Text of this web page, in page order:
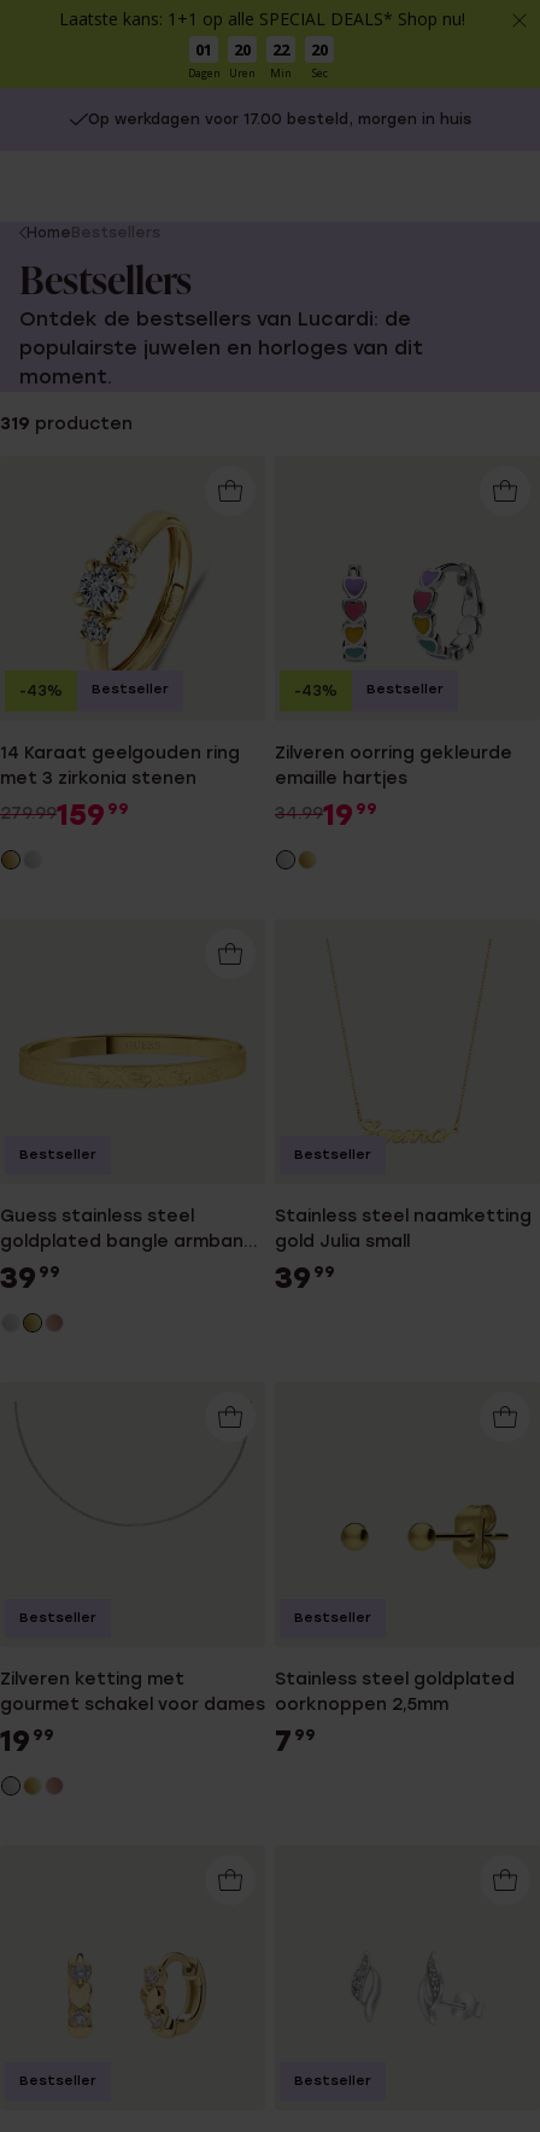
Laatste kans: 1+1 op alle SPECIAL DEALS* Shop nu!
01
Dagen
20
Uren
22
Min
19
Sec
Op werkdagen voor 17.00 besteld, morgen in huis
You
are
here:
Home Bestsellers
Bestsellers
Ontdek de bestsellers van Lucardi: de
populairste juwelen en horloges van dit
moment.
319 producten
14 Karaat geelgouden ring
met 3 zirkonia stenen
279.99159 99
-43% Bestseller
Zilveren oorring gekleurde
emaille hartjes
34.9919 99
-43% Bestseller
Guess stainless steel
goldplated bangle armband
4G logo
39 99
Bestseller
Stainless steel naamketting
gold Julia small
39 99
Bestseller
Zilveren ketting met
gourmet schakel voor dames
19 99
Bestseller
Stainless steel goldplated
oorknoppen 2,5mm
7 99
Bestseller
Bestseller Bestseller